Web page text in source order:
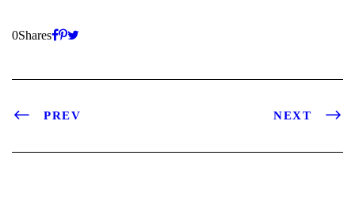
0Shares
PREV NEXT